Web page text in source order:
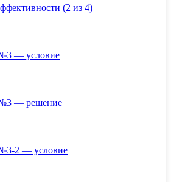
(2 из 4)
— условие
— решение
2 — условие